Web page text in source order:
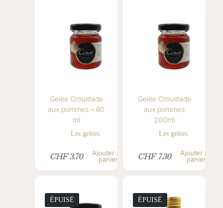
Gelée Croustade
aux pommes – 60
ml
Les gelées
CHF3.70
Ajouter au
panier
Gelée Croustade
aux pommes
200ml
Les gelées
CHF7.30
Ajouter au
panier
ÉPUISÉ ÉPUISÉ